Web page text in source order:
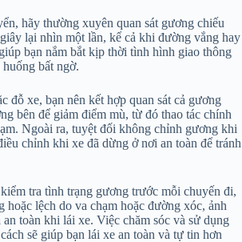
hãy thường xuyên quan sát gương chiếu
lại nhìn một lần, kể cả khi đường vắng hay
bạn nắm bắt kịp thời tình hình giao thông
bất ngờ.
đỗ xe, bạn nên kết hợp quan sát cả gương
bên để giảm điểm mù, từ đó thao tác chính
Ngoài ra, tuyệt đối không chỉnh gương khi
chỉnh khi xe đã dừng ở nơi an toàn để tránh
tra tình trạng gương trước mỗi chuyến đi,
hoặc lệch do va chạm hoặc đường xóc, ảnh
toàn khi lái xe. Việc chăm sóc và sử dụng
sẽ giúp bạn lái xe an toàn và tự tin hơn